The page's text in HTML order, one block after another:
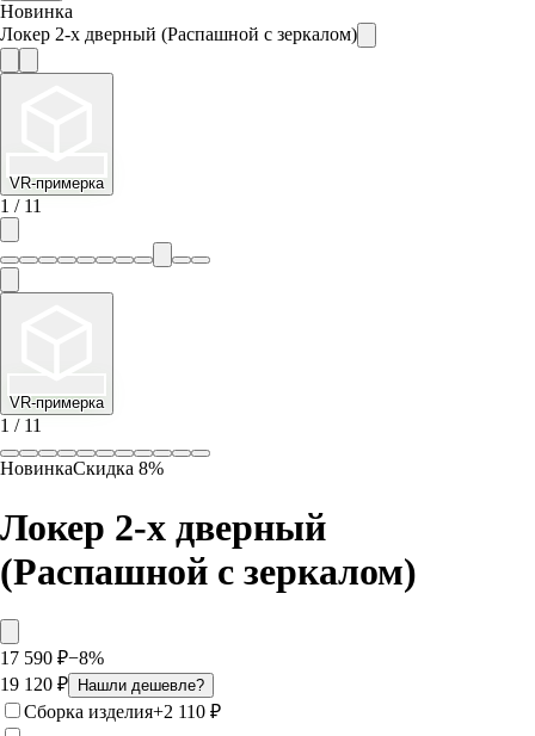
Новинка
Локер 2-х дверный (Распашной с зеркалом)
VR-примерка
1 / 11
VR-примерка
1 / 11
НовинкаСкидка 8%
Локер 2-х дверный
(Распашной с зеркалом)
17 590 ₽−8%
19 120 ₽ Нашли дешевле?
Сборка изделия+2 110 ₽